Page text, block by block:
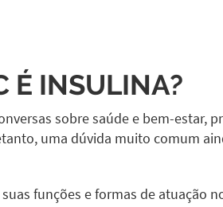
É INSULINA?
sobre saúde e bem-estar,
uma dúvida muito comum
funções e formas de atuação